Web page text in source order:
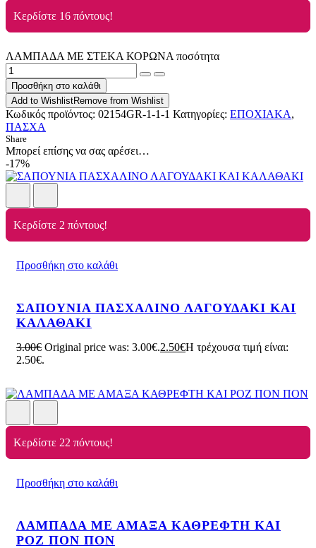
Κερδίστε 16 πόντους!
ΛΑΜΠΑΔΑ ΜΕ ΣΤΕΚΑ ΚΟΡΩΝΑ ποσότητα
Προσθήκη στο καλάθι
Add to WishlistRemove from Wishlist
Κωδικός προϊόντος: 02154GR-1-1-1 Κατηγορίες: ΕΠΟΧΙΑΚΑ,
ΠΑΣΧΑ
Share
Μπορεί επίσης να σας αρέσει…
-17%
Κερδίστε 2 πόντους!
Προσθήκη στο καλάθι
ΣΑΠΟΥΝΙΑ ΠΑΣΧΑΛΙΝΟ ΛΑΓΟΥΔΑΚΙ ΚΑΙ
ΚΑΛΑΘΑΚΙ
3.00€ Original price was: 3.00€.2.50€Η τρέχουσα τιμή είναι:
2.50€.
Κερδίστε 22 πόντους!
Προσθήκη στο καλάθι
ΛΑΜΠΑΔΑ ΜΕ ΑΜΑΞΑ ΚΑΘΡΕΦΤΗ ΚΑΙ
ΡΟΖ ΠΟΝ ΠΟΝ